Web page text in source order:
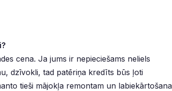
cena. Ja jums ir nepieciešams neliels
dzīvokli, tad patēriņa kredīts būs ļoti
tieši mājokļa remontam un